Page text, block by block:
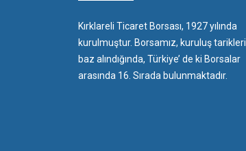
Kırklareli Ticaret Borsası, 1927 yılında
kurulmuştur. Borsamız, kuruluş tarikleri
baz alındığında, Türkiye’ de ki Borsalar
arasında 16. Sırada bulunmaktadır.